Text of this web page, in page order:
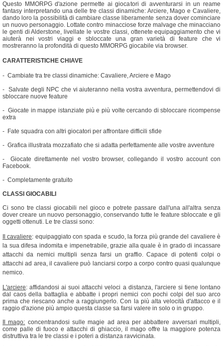
Questo MMORPG d'azione permette ai giocatori di avventurarsi in un reame
fantasy interpretando una delle tre classi dinamiche: Arciere, Mago e Cavaliere,
dando loro la possibilità di cambiare classe liberamente senza dover cominciare
un nuovo personaggio. Lottate contro minacciose forze malvage che minacciano
le genti di Alderstone, livellate le vostre classi, ottenete equipaggiamento che vi
aiuterà nei vostri viaggi e sbloccate una gran varietà di feature che vi
mostreranno la profondità di questo MMORPG giocabile via browser.
CARATTERISTICHE CHIAVE
- Cambiate tra tre classi dinamiche: Cavaliere, Arciere e Mago
- Salvate degli NPC che vi aiuteranno nella vostra avventura, permettendovi di
sbloccare nuove feature
- Giocate in mappe istanziate più e più volte cercando di sbloccare ricompense
extra
- Fate squadra con altri giocatori per affrontare difficili sfide
- Grafica illustrata mozzafiato che si adatta perfettamente alle vostre avventure
- Giocate direttamente nel vostro browser, collegando il vostro account con
Facebook.
- Completamente gratuito
C LASSI GIOCABILI
Ci sono tre classi giocabili nel gioco e potrete passare dall'una all'altra senza
dover creare un nuovo personaggio, conservando tutte le feature sbloccate e gli
oggetti ottenuti. Le tre classi sono:
Il cavaliere: equipaggiato con spada e scudo, la forza più grande del cavaliere è
la sua difesa indomita e impenetrabile, grazie alla quale è in grado di incassare
attacchi da nemici multipli senza farsi un graffio. Capace di potenti colpi o
attacchi ad area, il cavaliere può lanciarsi corpo a corpo contro quasi qualunque
nemico.
L'arciere: affidandosi ai suoi attacchi veloci a distanza, l'arciere si tiene lontano
dal caos della battaglia e abbatte i propri nemici con pochi colpi del suo arco
prima che riescano anche a raggiungerlo. Con la più alta velocità d'attacco e il
raggio d'azione più ampio questa classe sa farsi valere in solo o in gruppo.
Il mago: concentrandosi sulle magie ad area per abbattere avversari multipli,
come palle di fuoco e attacchi di ghiaccio, il mago offre la maggiore potenza
distruttiva tra le tre classi e i poteri a distanza ravvicinata.